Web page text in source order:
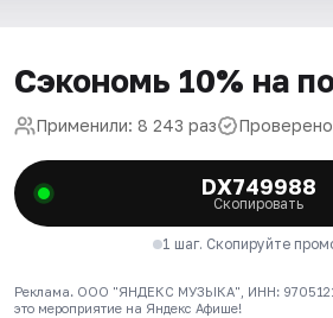
Сэкономь 10% на
Применили: 8 243 раз
DX749988
Скопировать
1 шаг. Скопируйте
Реклама. ООО "ЯНДЕКС МУЗЫКА", ИНН:
это мероприятие на Яндекс Афише!